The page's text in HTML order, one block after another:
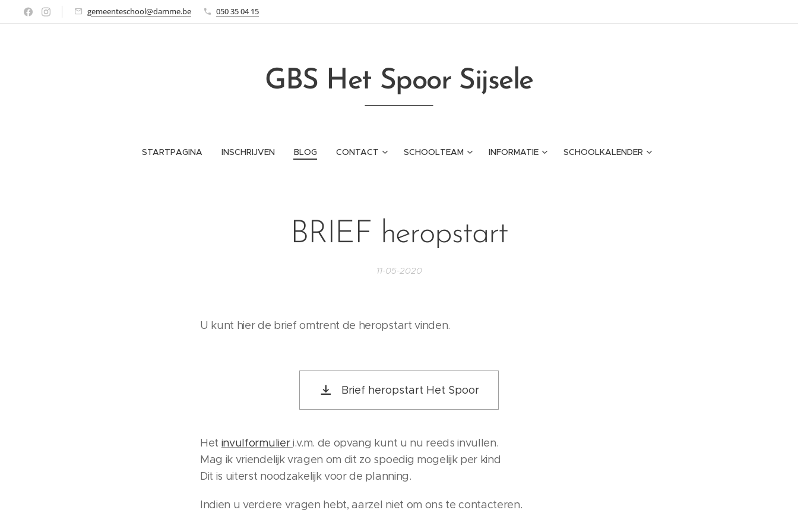
gemeenteschool@damme.be 050 35 04 15
GBS Het Spoor Sijsele
STARTPAGINA INSCHRIJVEN BLOG CONTACT SCHOOLTEAM INFORMATIE SCHOOLKALENDER
BRIEF heropstart
11-05-2020
U kunt hier de brief omtrent de heropstart vinden.
Brief heropstart Het Spoor
Het invulformulieri.v.m. de opvang kunt u nu reeds invullen.
Mag ik vriendelijk vragen om dit zo spoedig mogelijk per kind
Dit is uiterst noodzakelijk voor de planning.
Indien u verdere vragen hebt, aarzel niet om ons te contacteren.